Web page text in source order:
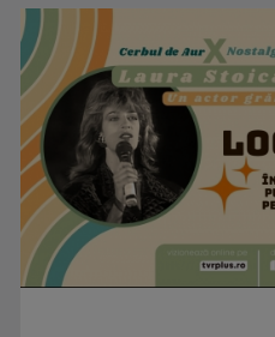
EVENIMENT ESTIVAL -
ACASĂ